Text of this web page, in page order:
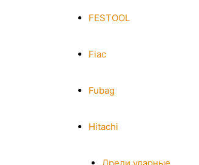
FESTOOL
Fiac
Fubag
Hitachi